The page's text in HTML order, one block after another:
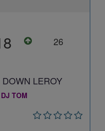
26
DOWN LEROY
TOM